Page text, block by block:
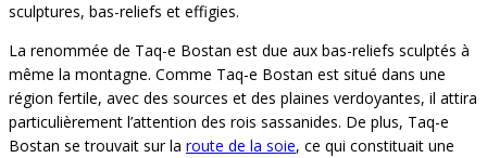
sculptures, bas-reliefs et effigies.
La renommée de Taq-e Bostan est due aux bas-reliefs sculptés à
même la montagne. Comme Taq-e Bostan est situé dans une
région fertile, avec des sources et des plaines verdoyantes, il attira
particulièrement l’attention des rois sassanides. De plus, Taq-e
Bostan se trouvait sur la route de la soie, ce qui constituait une